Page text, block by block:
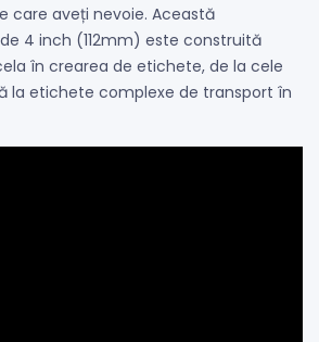
care aveți nevoie. Această
4 inch (112mm) este construită
în crearea de etichete, de la cele
la etichete complexe de transport în